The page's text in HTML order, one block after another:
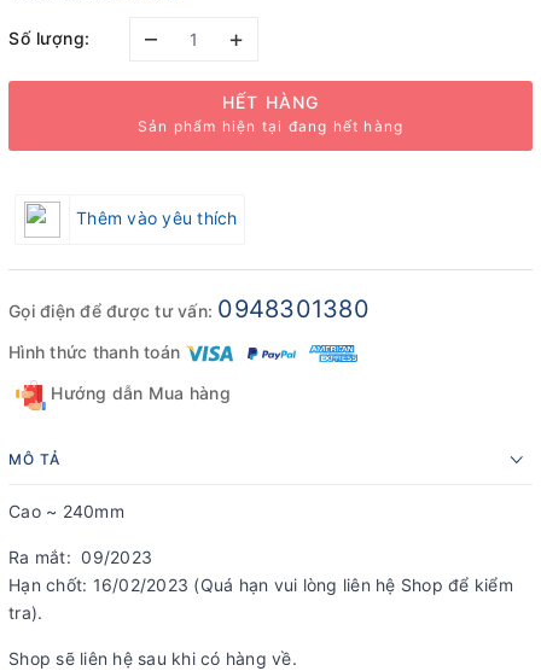
Số lượng: – +
HẾT HÀNG
Sản phẩm hiện tại đang hết hàng
Thêm vào yêu thích
Gọi điện để được tư vấn: 0948301380
Hình thức thanh toán
Hướng dẫn Mua hàng
MÔ TẢ
Cao ~ 240mm
Ra mắt: 09/2023
Hạn chốt: 16/02/2023 (Quá hạn vui lòng liên hệ Shop để kiểm
tra).
Shop sẽ liên hệ sau khi có hàng về.